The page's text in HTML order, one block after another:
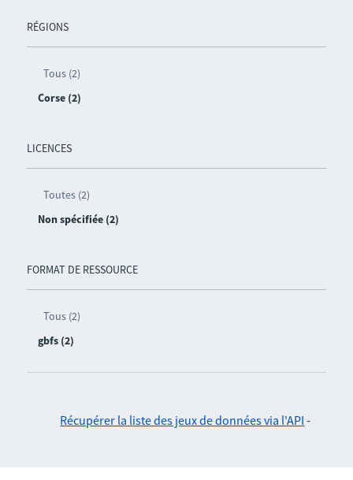
RÉGIONS
Tous (2)
Corse (2)
LICENCES
Toutes (2)
Non spécifiée (2)
FORMAT DE RESSOURCE
Tous (2)
gbfs (2)
Récupérer la liste des jeux de données via l'API -